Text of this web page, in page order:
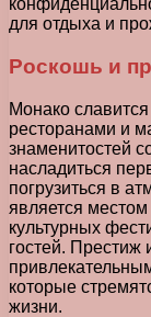
для отдыха и
Роскошь и
Монако
ресторанами и
знаменитостей
насладиться
погрузиться в
является
культурных
гостей. Престиж
которые
жизни.